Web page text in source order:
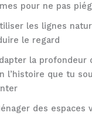
pour ne pas
les lignes
le regard
la profondeur
l’histoire que tu
des espaces